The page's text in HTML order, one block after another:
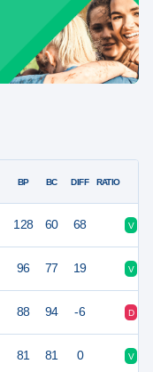
BP BC DIFF RATIO
128 60 68 V
96 77 19 V
88 94 -6 D
81 81 0 V